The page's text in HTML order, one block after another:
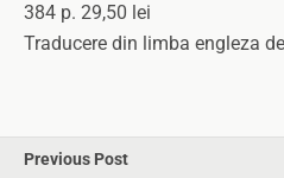
384 p. 29,50 lei
Traducere din limba engleza
Previous Post